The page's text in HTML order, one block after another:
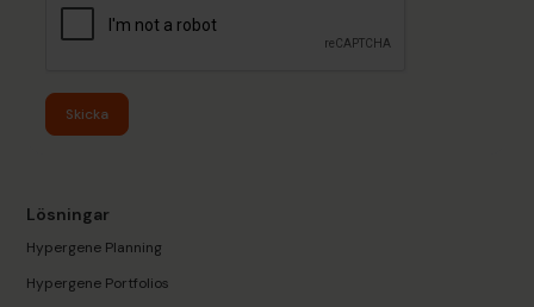
Skicka
Lösningar
Hypergene Planning
Hypergene Portfolios